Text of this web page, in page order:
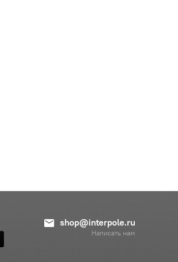
shop@interpole.ru
Написать нам